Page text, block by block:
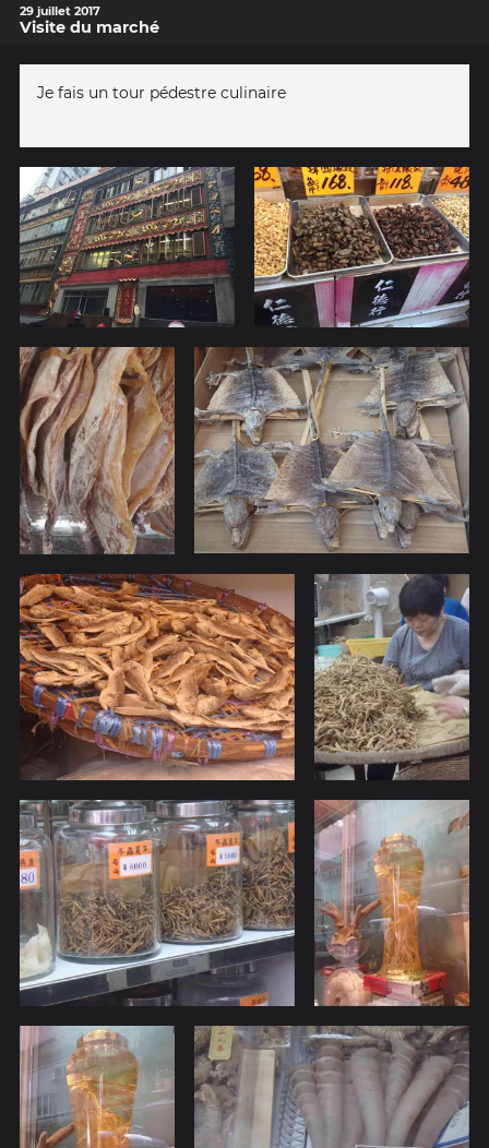
29 juillet 2017
Visite du marché
Je fais un tour pédestre culinaire